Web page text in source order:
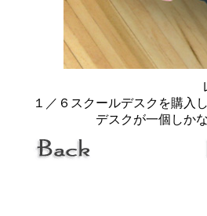
１／６スクールデスクを購入
デスクが一個しか